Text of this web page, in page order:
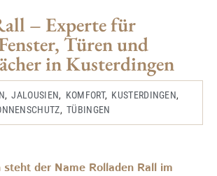
– Experte für
Türen und
in Kusterdingen
,JALOUSIEN, KOMFORT, KUSTERDINGEN,
,TÜBINGEN
steht der Name Rolladen Rall im